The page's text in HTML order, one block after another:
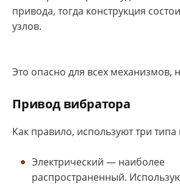
привода, тогда конструкция
узлов.
Это опасно для всех механизмов,
Привод вибратора
Как правило, используют три
Электрический — наиболее
распространенный.